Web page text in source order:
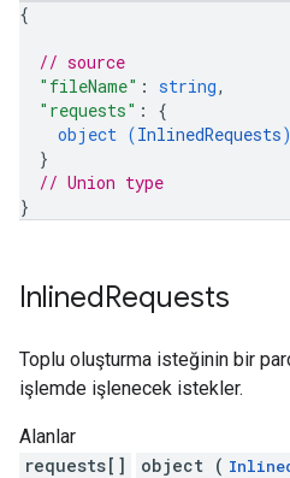
{
// source
"fileName" : string,
"requests" : {
object (InlinedRequests)
}
// Union type
}
InlinedRequests
Toplu oluşturma isteğinin bir
işlemde işlenecek istekler.
Alanlar
requests[]
object (